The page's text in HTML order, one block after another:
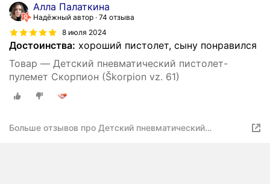
Алла Палаткина
Надёжный автор 74 отзыва
8 июля 2024
Достоинства: хороший пистолет, сыну понравился
Товар — Детский пневматический пистолет-
пулемет Скорпион (Škorpion vz. 61)
Больше отзывов про Детский пневматический